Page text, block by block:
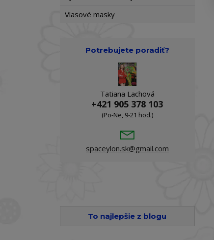
Vlasové masky
Potrebujete poradiť?
Tatiana Lachová
+421 905 378 103
(Po-Ne, 9-21 hod.)
spaceylon.sk@gmail.com
To najlepšie z blogu